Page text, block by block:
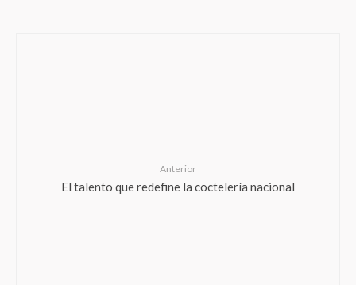
Anterior
El talento que redefine la coctelería nacional